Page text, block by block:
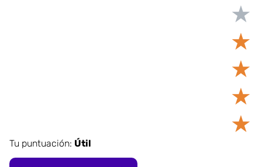
★
★
★
★
★
Tu puntuación: Útil